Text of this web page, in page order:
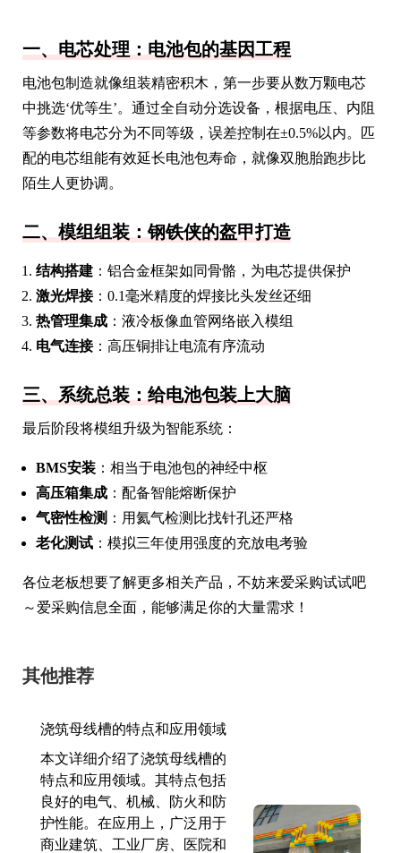
一、电芯处理：电池包的基因工程
电池包制造就像组装精密积木，第一步要从数万颗电芯
中挑选‘优等生’。通过全自动分选设备，根据电压、内阻
等参数将电芯分为不同等级，误差控制在±0.5%以内。匹
配的电芯组能有效延长电池包寿命，就像双胞胎跑步比
陌生人更协调。
二、模组组装：钢铁侠的盔甲打造
结构搭建 ：铝合金框架如同骨骼，为电芯提供保护
激光焊接：0.1毫米精度的焊接比头发丝还细
热管理集成 ：液冷板像血管网络嵌入模组
电气连接：高压铜排让电流有序流动
三、系统总装：给电池包装上大脑
最后阶段将模组升级为智能系统：
BMS安装 ：相当于电池包的神经中枢
高压箱集成 ：配备智能熔断保护
气密性检测 ：用氦气检测比找针孔还严格
老化测试 ：模拟三年使用强度的充放电考验
各位老板想要了解更多相关产品，不妨来爱采购试试吧
～爱采购信息全面，能够满足你的大量需求！
其他推荐
浇筑母线槽的特点和应用领域
本文详细介绍了浇筑母线槽的
特点和应用领域。其特点包括
良好的电气、机械、防火和防
护性能。在应用上，广泛用于
商业建筑、工业厂房、医院和